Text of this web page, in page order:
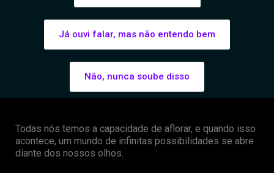
Já ouvi falar, mas não entendo bem
Não, nunca soube disso
Todas nós temos a capacidade de aflorar, e quando isso
acontece, um mundo de infinitas possibilidades se abre
diante dos nossos olhos.